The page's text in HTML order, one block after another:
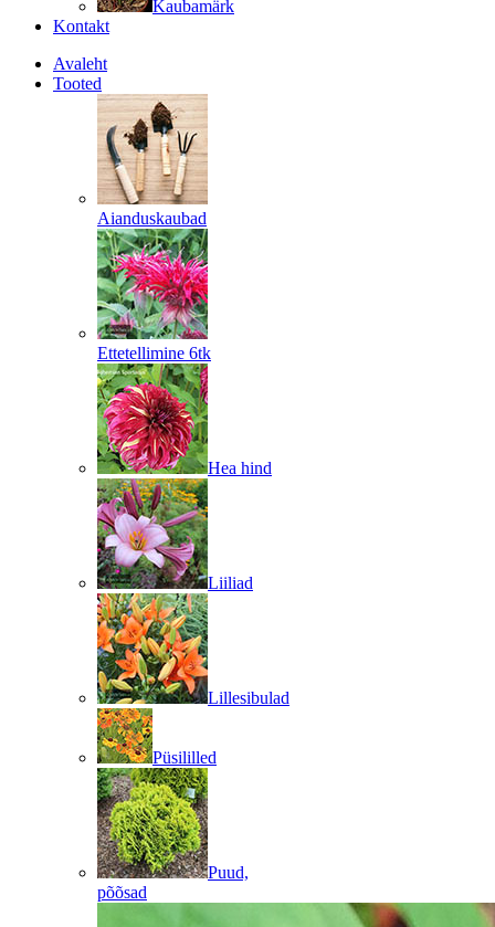
Kaubamärk
Kontakt
Avaleht
Tooted
Aianduskaubad
Ettetellimine 6tk
Hea hind
Liiliad
Lillesibulad
Püsililled
Puud,
põõsad